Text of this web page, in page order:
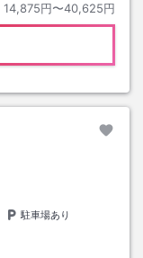
14,875円〜40,625円
駐車場あり